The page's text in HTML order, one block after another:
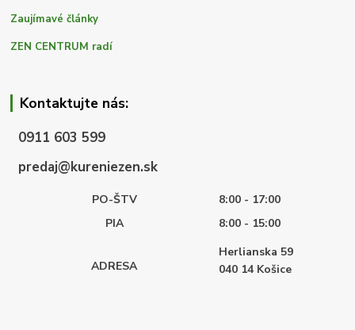
Zaujímavé články
ZEN CENTRUM radí
Kontaktujte nás:
0911 603 599
predaj@kureniezen.sk
PO-ŠTV
8:00 - 17:00
PIA
8:00 - 15:00
ADRESA
Herlianska 59
040 14 Košice